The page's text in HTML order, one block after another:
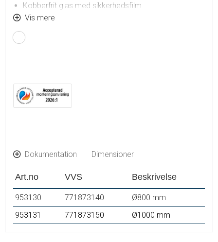
Kobberfrit glas med sikkerhedsfilm
Dugfri med opvarmet afdugningsenhed
Justerbar lystemperatur: 2700-6400 K
Vis mere
Dokumentation Dimensioner
Art.no VVS Beskrivelse
953130 771873140
Ø800 mm
953131
771873150 Ø1000 mm